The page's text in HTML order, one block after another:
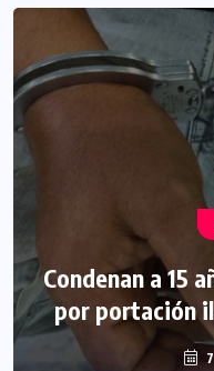
Condenan a 15
por portación